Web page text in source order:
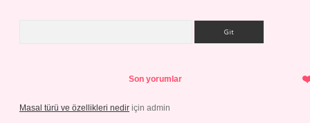
Son yorumlar
Masal türü ve özellikleri nedir için admin